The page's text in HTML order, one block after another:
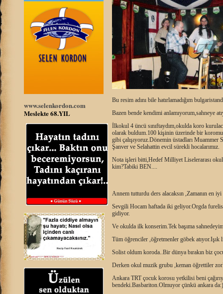
www.selenkordon.com
Meslekte 68.YIL
Bu resim adını bile hatırlamadığım
Bazen bende kendimi anlamıyorum,sahneye
İlkokul 4 üncü sınıftaydım,okulda koro
olarak buldum.100 kişinin üzerinde bir
gibi çalışıyoruz.Dönemin üstadları
Şanver ve Selahattin evcil sürekli hocalarımız.
Nota işleri bitti,Hedef Milliyet Liselerarası
kim?Tabiki BEN....
Annem tutturdu ders alacaksın ,Zamanın en
Sevgili Hocam haftada iki geliyor.Orgda
gidiyor.
Ve okulda ilk konserim.Tek başıma
Tüm öğrenciler ,öğretmenler göbek atıyor.Işık
Solist oldum koroda..Bir dünya bırakın biz
Derken okul muzik grubu ,keman öğrettiler
Ankara TRT çocuk korosu yetkilisi beni
bendeki.Basbariton.Olmuyor çünkü ankara da:)